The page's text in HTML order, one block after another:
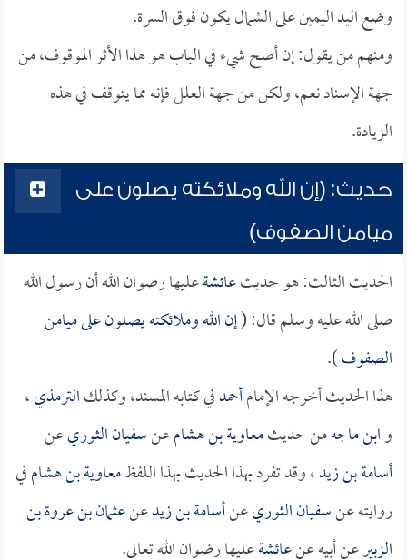
وضع اليد اليمين على الشمال يكون فوق السرة.
ومنهم من يقول: إن أصح شيء في الباب هو هذا الأثر الموقوف، من
جهة الإسناد نعم، ولكن من جهة العلل فإنه مما يتوقف في هذه
الزيادة.
حديث: (إن الله وملائكته يصلون على
ميامن الصفوف)
الحديث الثالث: هو حديثعائشةعليها رضوان الله أن رسول الله
صلى الله عليه وسلم قال: (إن الله وملائكته يصلون على ميامن
الصفوف).
هذا الحديث أخرجه الإمامأحمدفي كتابه المسند، وكذلكالترمذي،
وابن ماجهمن حديثمعاوية بن هشامعنسفيان الثوريعن
أسامة بن زيد، وقد تفرد بهذا الحديث بهذا اللفظمعاوية بن هشامفي
روايته عنسفيان الثوريعنأسامة بن زيدعنعثمان بن عروة بن
الزبيرعن أبيه عنعائشةعليها رضوان الله تعالى.